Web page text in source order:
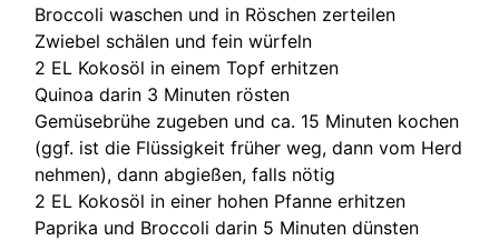
Broccoli waschen und in Röschen zerteilen
Zwiebel schälen und fein würfeln
2 EL Kokosöl in einem Topf erhitzen
Quinoa darin 3 Minuten rösten
Gemüsebrühe zugeben und ca. 15 Minuten kochen
(ggf. ist die Flüssigkeit früher weg, dann vom Herd
nehmen), dann abgießen, falls nötig
2 EL Kokosöl in einer hohen Pfanne erhitzen
Paprika und Broccoli darin 5 Minuten dünsten